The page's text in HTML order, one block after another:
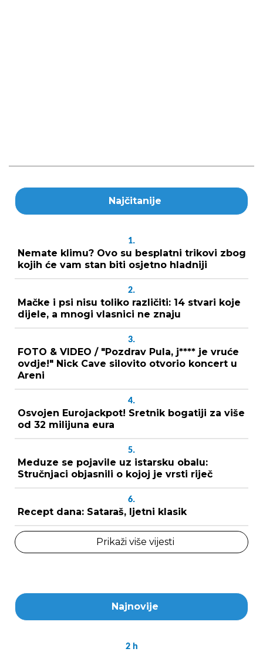
Najčitanije
1.
Nemate klimu? Ovo su besplatni trikovi zbog
kojih će vam stan biti osjetno hladniji
2.
Mačke i psi nisu toliko različiti: 14 stvari koje
dijele, a mnogi vlasnici ne znaju
3.
FOTO & VIDEO / "Pozdrav Pula, j**** je vruće
ovdje!" Nick Cave silovito otvorio koncert u
Areni
4.
Osvojen Eurojackpot! Sretnik bogatiji za više
od 32 milijuna eura
5.
Meduze se pojavile uz istarsku obalu:
Stručnjaci objasnili o kojoj je vrsti riječ
6.
Recept dana: Sataraš, ljetni klasik
Prikaži više vijesti
Najnovije
2 h